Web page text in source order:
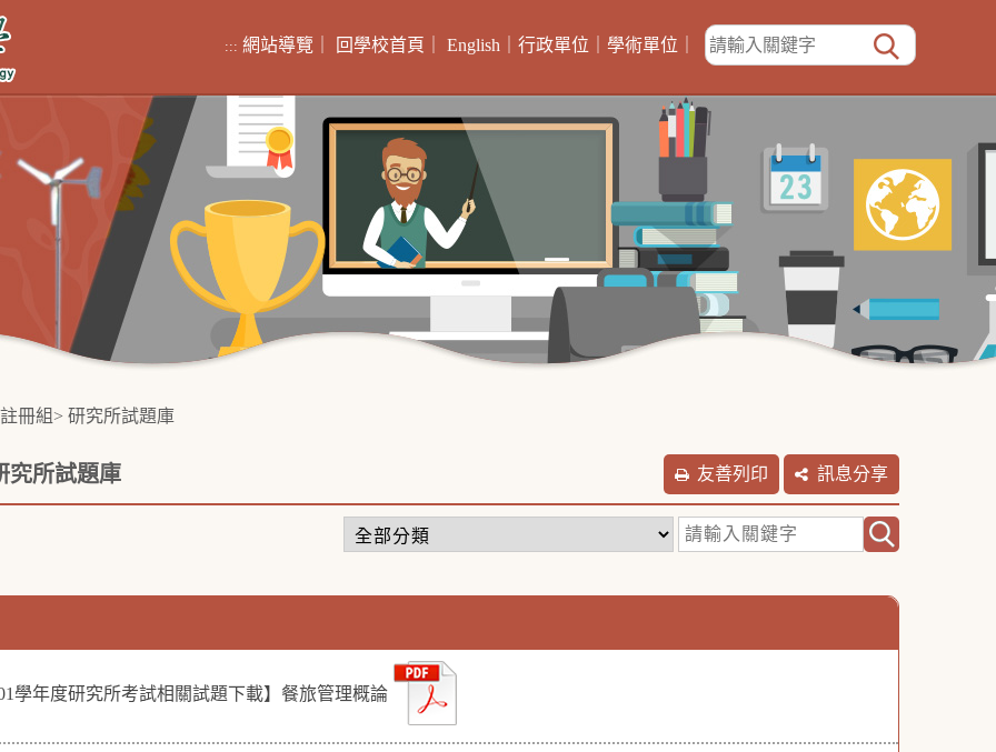
::: 網站導覽 回學校首頁 English 行政單位 學術單位
註冊組 > 研究所試題庫
究所試題庫 友善列印 訊息分享
學年度研究所考試相關試題下載】餐旅管理概論